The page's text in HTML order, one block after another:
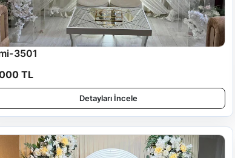
3501
TL
Detayları İncele